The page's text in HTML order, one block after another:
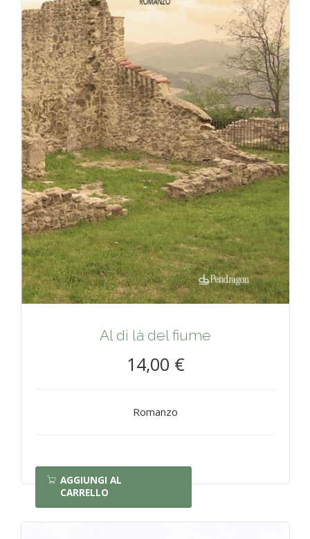
Al di là del fiume
14,00 €
Romanzo
AGGIUNGI AL
CARRELLO